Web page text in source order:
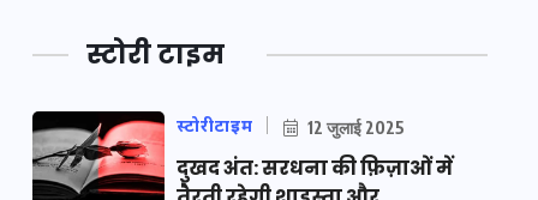
स्टोरी टाइम
स्टोरीटाइम 12 जुलाई 2025
दुखद अंत: सरधना की फ़िज़ाओं में